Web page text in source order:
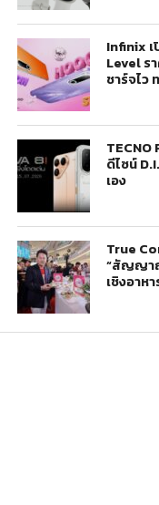
Infinix
Level ร
ชาร์จไว
TECNO
ดีไซน์
เอง
True
“สัญญาณ
เชิงอาห